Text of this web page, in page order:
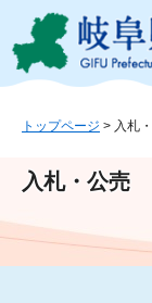
ジ
ュ
文
トップページ > 入札
入札・公売